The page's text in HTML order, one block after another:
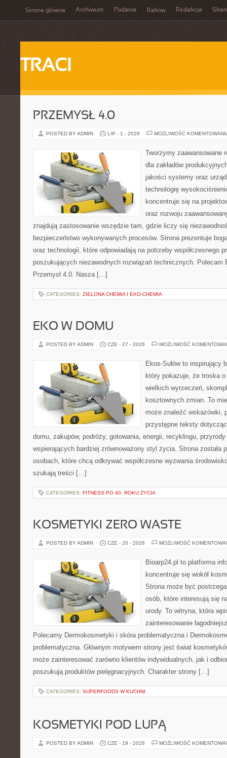
Strona główna Archiwum Podanie Raków Redakcja
TRACI
PRZEMYSŁ 4.0
POSTED BY ADMIN LIP - 1 - 2026 MOŻLIWOŚĆ
Tworzymy zaawansowane
dla zakładów
jakości systemy oraz
technologię
koncentruje się na
oraz rozwoju
znajdują zastosowanie wszędzie tam, gdzie liczy się
bezpieczeństwo wykonywanych procesów. Strona prezentuje
oraz technologii, które odpowiadają na potrzeby współczesnego
poszukujących niezawodnych rozwiązań technicznych. Polecam
Przemysł 4.0. Nasza […]
CATEGORIES: ZIELONA CHEMIA I EKO-CHEMIA
EKO W DOMU
POSTED BY ADMIN CZE - 27 - 2026 MOŻLIWOŚĆ
Ekos-Sułów to inspirujący
który pokazuje, że troska
wielkich wyrzeczeń,
kosztownych zmian. To
może znaleźć wskazówki,
przystępne teksty
domu, zakupów, podróży, gotowania, energii, recyklingu,
wspierających bardziej zrównoważony styl życia. Strona została
osobach, które chcą odkrywać współczesne wyzwania
szukają treści […]
CATEGORIES: FITNESS PO 40. ROKU ŻYCIA
KOSMETYKI ZERO WASTE
POSTED BY ADMIN CZE - 20 - 2026 MOŻLIWOŚĆ
Bioarp24.pl to platforma
koncentruje się wokół
Strona może być
osób, które interesują się
urody. To witryna, która
zainteresowanie
Polecamy Dermokosmetyki i skóra problematyczna i
problematyczna. Głównym motywem strony jest świat
może zainteresować zarówno klientów indywidualnych, jak i
poszukują produktów pielęgnacyjnych. Charakter strony […]
CATEGORIES: SUPERFOODS W KUCHNI
KOSMETYKI POD LUPĄ
POSTED BY ADMIN CZE - 19 - 2026 MOŻLIWOŚĆ